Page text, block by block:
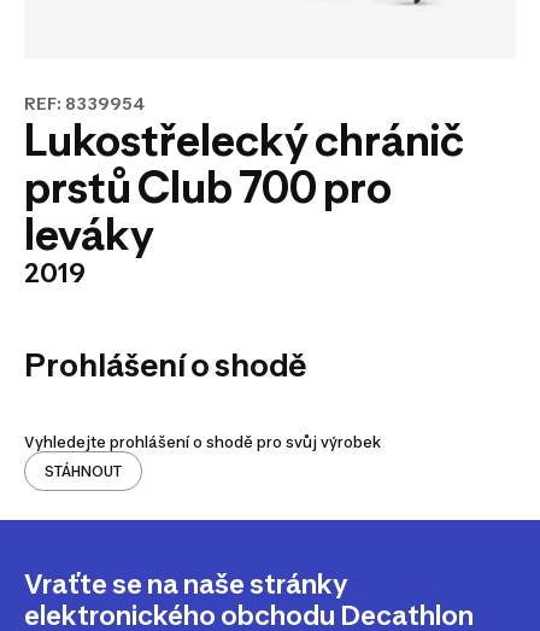
REF: 8339954
Lukostřelecký chránič
prstů Club 700 pro
leváky
2019
Prohlášení o shodě
Vyhledejte prohlášení o shodě pro svůj výrobek
STÁHNOUT
Vraťte se na naše stránky
elektronického obchodu Decathlon